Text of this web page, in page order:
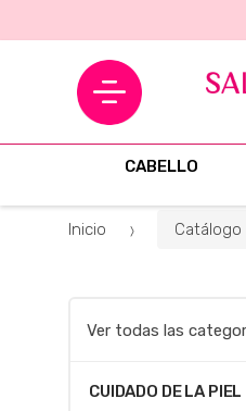
CABELLO
Inicio
Ver todas las
CUIDADO DE LA PIEL